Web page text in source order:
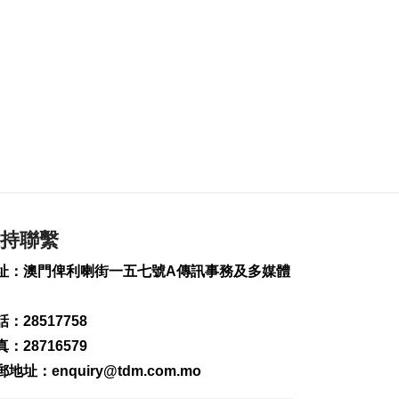
控制權
迎強降雨
聯繫
：澳門俾利喇街一五七號A傳訊事務及多媒體
：28517758
：28716579
地址： enquiry@tdm.com.mo